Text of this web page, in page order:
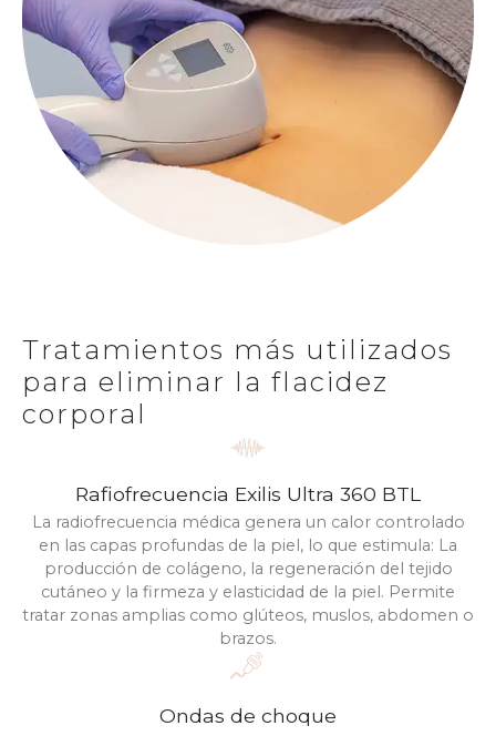
Tratamientos más utilizados
para eliminar la flacidez
corporal
Rafiofrecuencia Exilis Ultra 360 BTL
La radiofrecuencia médica genera un calor controlado
en las capas profundas de la piel, lo que estimula: La
producción de colágeno, la regeneración del tejido
cutáneo y la firmeza y elasticidad de la piel. Permite
tratar zonas amplias como glúteos, muslos, abdomen o
brazos.
Ondas de choque